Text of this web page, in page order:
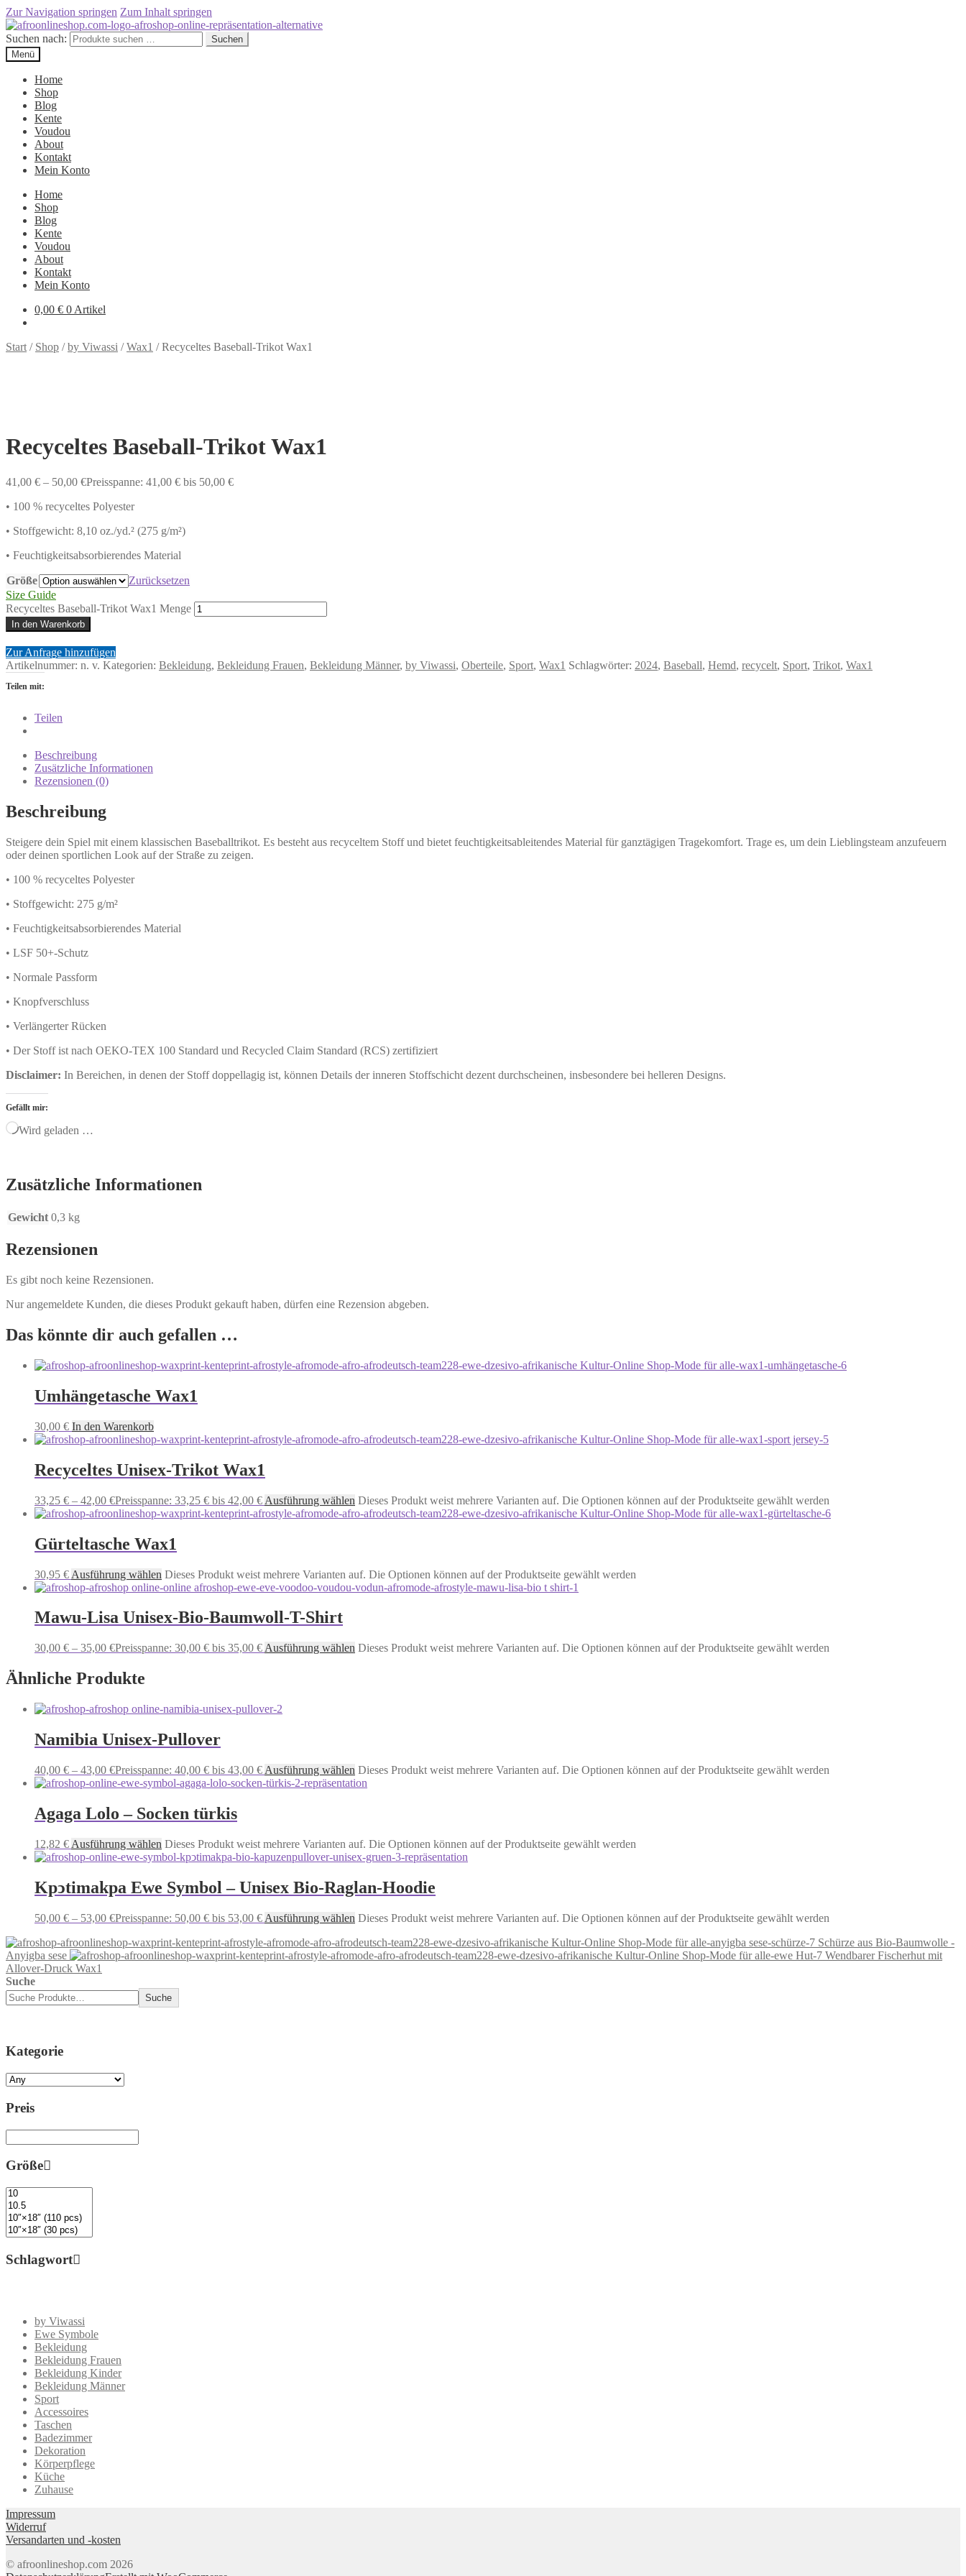
Zur Navigation springen Zum Inhalt springen
Suchen nach:
Suchen
Menü
Home
Shop
Blog
Kente
Voudou
About
Kontakt
Mein Konto
Home
Shop
Blog
Kente
Voudou
About
Kontakt
Mein Konto
0,00 € 0 Artikel
Start / Shop /by Viwassi /Wax1 /Recyceltes Baseball-Trikot Wax1
Recyceltes Baseball-Trikot Wax1
41,00 € – 50,00 €Preisspanne: 41,00 € bis 50,00 €
• 100 % recyceltes Polyester
• Stoffgewicht: 8,10 oz./yd.² (275 g/m²)
• Feuchtigkeitsabsorbierendes Material
Größe
Zurücksetzen
Size Guide
Recyceltes Baseball-Trikot Wax1 Menge
In den Warenkorb
Zur Anfrage hinzufügen
Artikelnummer: n. v. Kategorien: Bekleidung, Bekleidung Frauen, Bekleidung Männer, by Viwassi, Oberteile, Sport, Wax1 Schlagwörter: 2024, Baseball, Hemd, recycelt, Sport, Trikot, Wax1
Teilen mit:
Teilen
Beschreibung
Zusätzliche Informationen
Rezensionen (0)
Beschreibung
Steigere dein Spiel mit einem klassischen Baseballtrikot. Es besteht aus recyceltem Stoff und bietet feuchtigkeitsableitendes Material für ganztägigen Tragekomfort. Trage es, um dein Lieblingsteam anzufeuern
oder deinen sportlichen Look auf der Straße zu zeigen.
• 100 % recyceltes Polyester
• Stoffgewicht: 275 g/m²
• Feuchtigkeitsabsorbierendes Material
• LSF 50+-Schutz
• Normale Passform
• Knopfverschluss
• Verlängerter Rücken
• Der Stoff ist nach OEKO-TEX 100 Standard und Recycled Claim Standard (RCS) zertifiziert
Disclaimer: In Bereichen, in denen der Stoff doppellagig ist, können Details der inneren Stoffschicht dezent durchscheinen, insbesondere bei helleren Designs.
Gefällt mir:
Wird geladen …
Zusätzliche Informationen
Gewicht 0,3 kg
Rezensionen
Es gibt noch keine Rezensionen.
Nur angemeldete Kunden, die dieses Produkt gekauft haben, dürfen eine Rezension abgeben.
Das könnte dir auch gefallen …
Umhängetasche Wax1
30,00 € In den Warenkorb
Recyceltes Unisex-Trikot Wax1
33,25 € – 42,00 €Preisspanne: 33,25 € bis 42,00 € Ausführung wählen Dieses Produkt weist mehrere Varianten auf. Die Optionen können auf der Produktseite gewählt werden
Gürteltasche Wax1
30,95 € Ausführung wählen Dieses Produkt weist mehrere Varianten auf. Die Optionen können auf der Produktseite gewählt werden
Mawu-Lisa Unisex-Bio-Baumwoll-T-Shirt
30,00 € – 35,00 €Preisspanne: 30,00 € bis 35,00 € Ausführung wählen Dieses Produkt weist mehrere Varianten auf. Die Optionen können auf der Produktseite gewählt werden
Ähnliche Produkte
Namibia Unisex-Pullover
40,00 € – 43,00 €Preisspanne: 40,00 € bis 43,00 € Ausführung wählen Dieses Produkt weist mehrere Varianten auf. Die Optionen können auf der Produktseite gewählt werden
Agaga Lolo – Socken türkis
12,82 € Ausführung wählen Dieses Produkt weist mehrere Varianten auf. Die Optionen können auf der Produktseite gewählt werden
Kpͻtimakpa Ewe Symbol – Unisex Bio-Raglan-Hoodie
50,00 € – 53,00 €Preisspanne: 50,00 € bis 53,00 € Ausführung wählen Dieses Produkt weist mehrere Varianten auf. Die Optionen können auf der Produktseite gewählt werden
Schürze aus Bio-Baumwolle -
Anyigba sese
Wendbarer Fischerhut mit
Allover-Druck Wax1
Suche
Suche
Kategorie
Preis
Größe
Schlagwort
by Viwassi
Ewe Symbole
Bekleidung
Bekleidung Frauen
Bekleidung Kinder
Bekleidung Männer
Sport
Accessoires
Taschen
Badezimmer
Dekoration
Körperpflege
Küche
Zuhause
Impressum
Widerruf
Versandarten und -kosten
© afroonlineshop.com 2026